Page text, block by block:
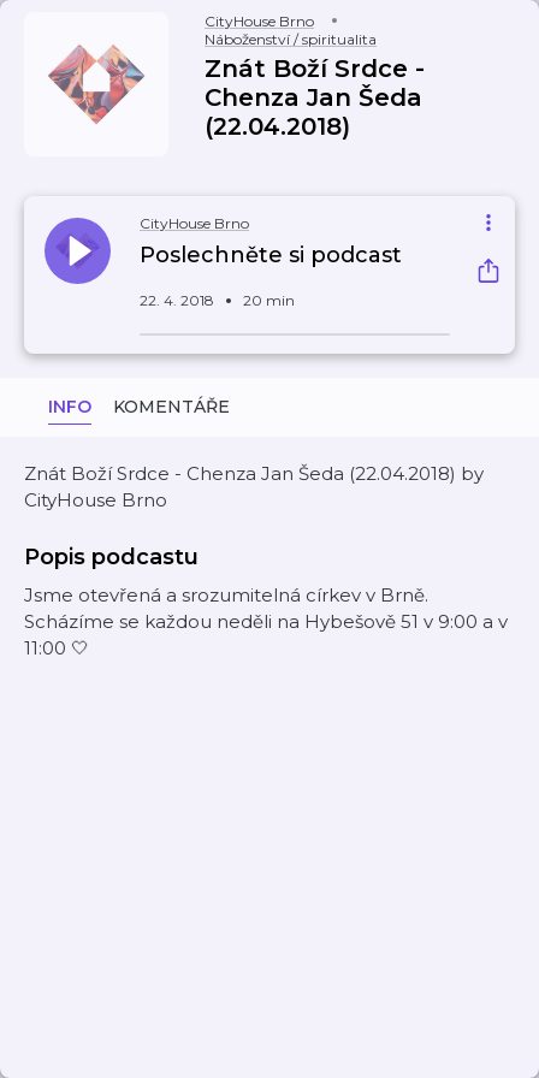
CityHouse Brno
Náboženství / spiritualita
Znát Boží Srdce -
Chenza Jan Šeda
(22.04.2018)
CityHouse Brno
Poslechněte si podcast
22. 4. 2018 20 min
INFO KOMENTÁŘE
Znát Boží Srdce - Chenza Jan Šeda (22.04.2018) by
CityHouse Brno
Popis podcastu
Jsme otevřená a srozumitelná církev v Brně.
Scházíme se každou neděli na Hybešově 51 v 9:00 a v
11:00 🤍